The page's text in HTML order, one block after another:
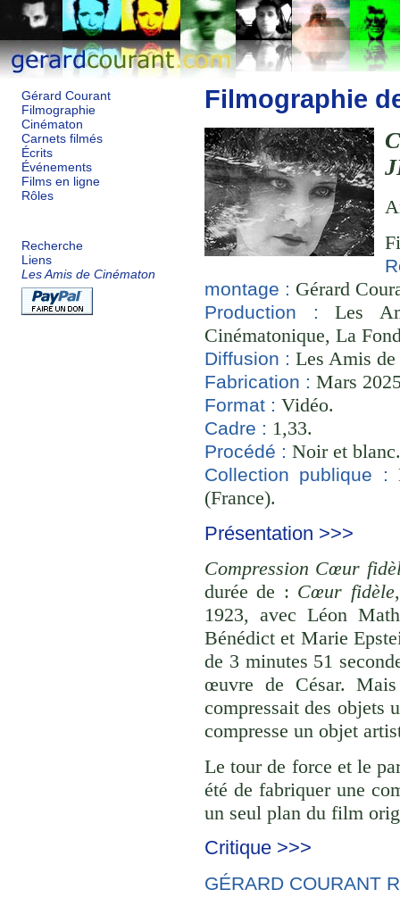
Gérard Courant
Filmographie
Cinématon
Carnets filmés
Écrits
Événements
Films en ligne
Rôles
Recherche
Liens
Les Amis de Cinématon
Filmographie
montage : Gérard
Production :
Les
Cinématonique, La
Diffusion : Les Amis
Fabrication : Mars
Format : Vidéo.
Cadre : 1,33.
Procédé : Noir et
Collection publique :
(France).
Présentation >>>
Compression Cœur
durée de : Cœur fidèle
1923, avec Léon
Bénédict et Marie
de 3 minutes 51
œuvre de César.
compressait des objets
compresse un objet
Le tour de force et le
été de fabriquer une
un seul plan du film
Critique >>>
GÉRARD COURANT